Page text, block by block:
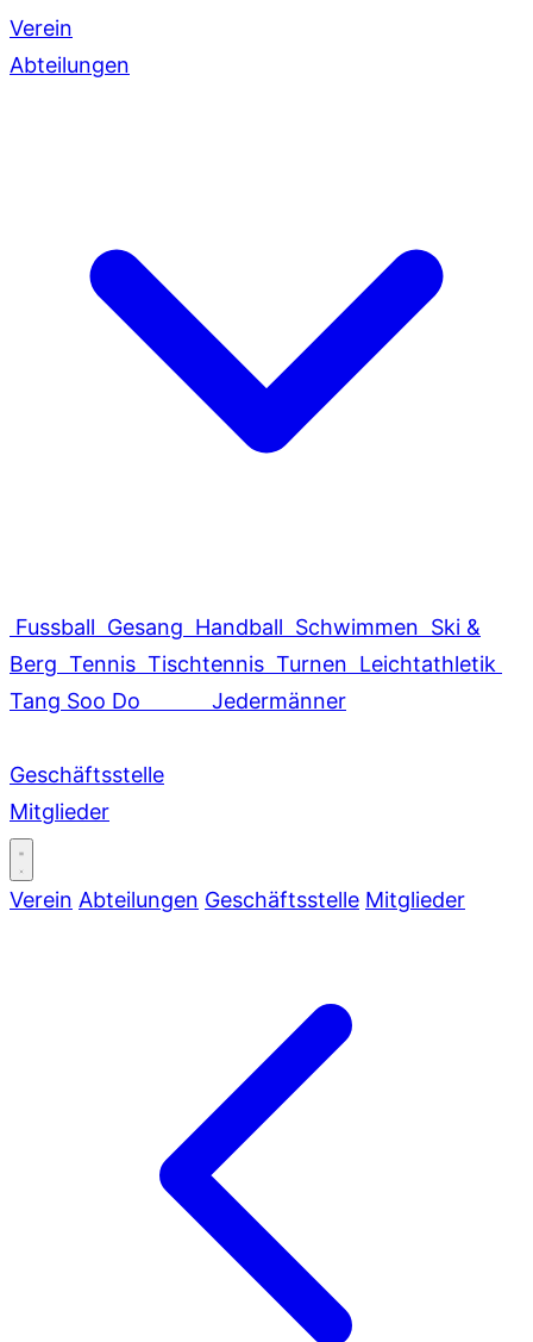
Verein
Abteilungen
Fussball Gesang Handball Schwimmen Ski &
Berg Tennis Tischtennis Turnen Leichtathletik
Tang Soo Do
Jedermänner
Geschäftsstelle
Mitglieder
Verein Abteilungen Geschäftsstelle Mitglieder